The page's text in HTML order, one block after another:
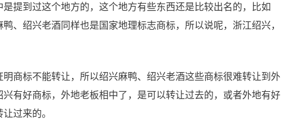
提到过这个地方的，这个地方有些东西还是比较出名的，比如
、绍兴老酒同样也是国家地理标志商标，所以说呢，浙江绍兴，
商标不能转让，所以绍兴麻鸭、绍兴老酒这些商标很难转让到外
有好商标，外地老板相中了，是可以转让过去的，或者外地有好
过来的。